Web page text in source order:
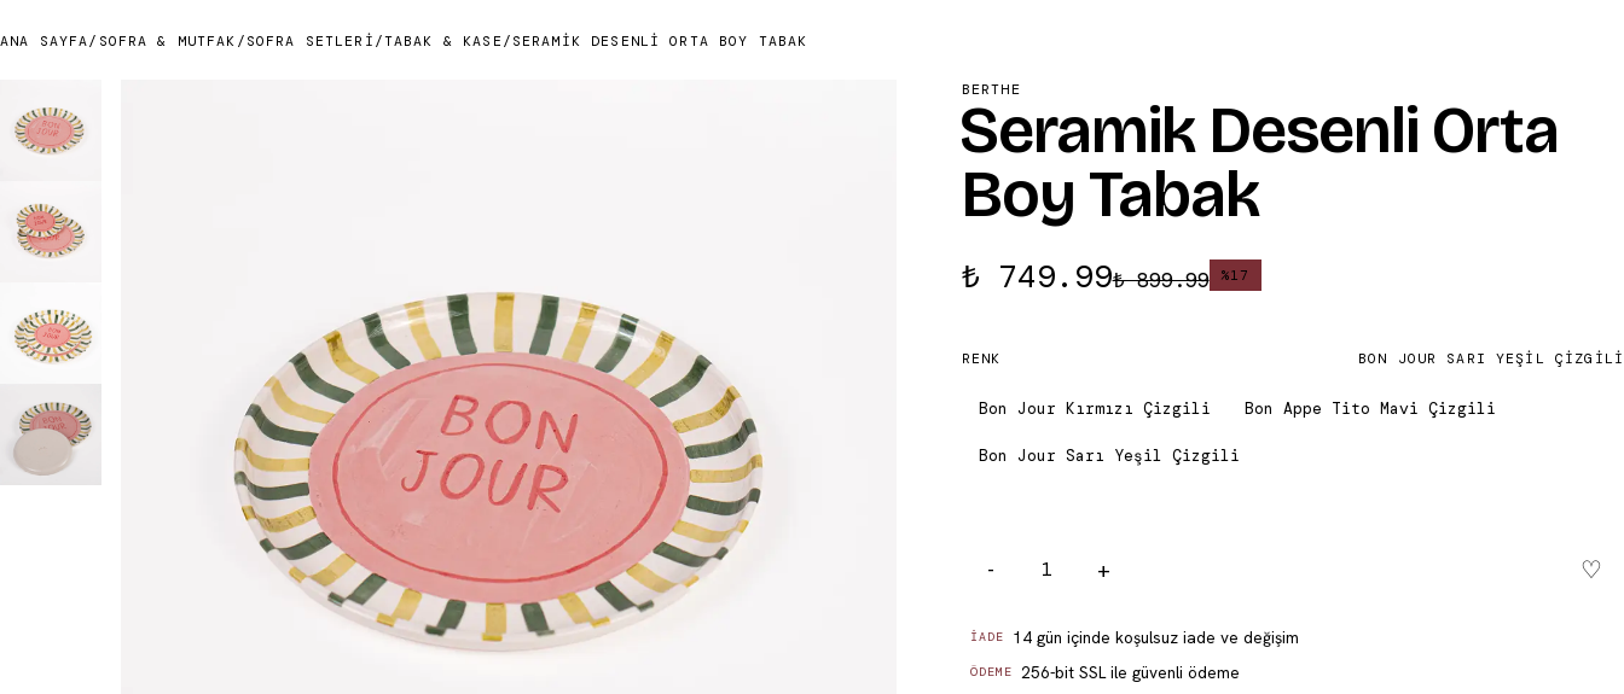
ANA SAYFA/ SOFRA & MUTFAK / SOFRA SETLERI /TABAK & KASE / SERAMIK DESENLI ORTA BOY TABAK
BERTHE
Seramik Desenli Orta
Boy Tabak
₺ 749.99₺ 899.99 %17
RENK BON JOUR SARI YEŞIL ÇIZGILI
Bon Jour Kırmızı Çizgili Bon Appe Tito Mavi Çizgili
Bon Jour Sarı Yeşil Çizgili
- + ♡
İADE 14 gün içinde koşulsuz iade ve değişim
ÖDEME 256-bit SSL ile güvenli ödeme